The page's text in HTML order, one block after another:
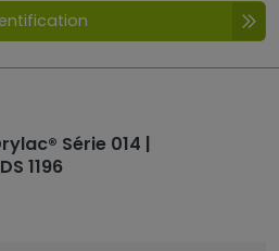
Série 014 |
1196